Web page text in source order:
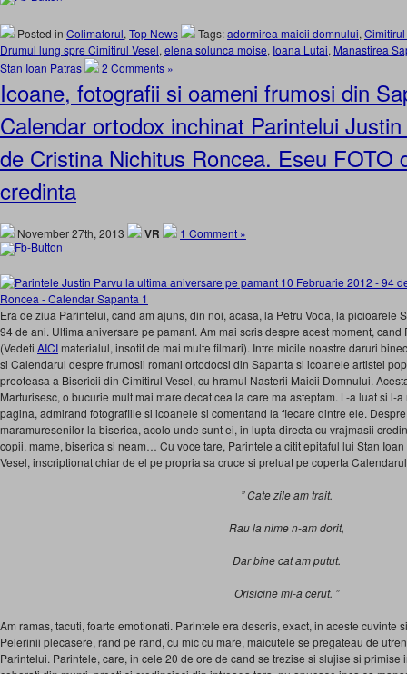
Posted in Colimatorul, Top News Tags:adormirea maicii domnului,
Drumul lung spre Cimitirul Vesel, elena solunca moise, Ioana Lutai, Manastirea
Stan Ioan Patras
2 Comments »
Icoane, fotografii si oameni frumosi din
Calendar ortodox inchinat Parintelui
de Cristina Nichitus Roncea. Eseu FOTO
credinta
November 27th, 2013 VR 1 Comment »
Era de ziua Parintelui, cand am ajuns, din noi, acasa, la Petru Voda, la picioarele
94 de ani. Ultima aniversare pe pamant. Am mai scris despre acest moment,
(Vedeti AICImaterialul, insotit de mai multe filmari). Intre micile noastre daruri
si Calendarul despre frumosii romani ortodocsi din Sapanta si icoanele artistei
preoteasa a Bisericii din Cimitirul Vesel, cu hramul Nasterii Maicii Domnului.
Marturisesc, o bucurie mult mai mare decat cea la care ma asteptam. L-a luat si l-
pagina, admirand fotografiile si icoanele si comentand la fiecare dintre ele.
maramuresenilor la biserica, acolo unde sunt ei, in lupta directa cu vrajmasii
copii, mame, biserica si neam… Cu voce tare, Parintele a citit epitaful lui Stan
Vesel, inscriptionat chiar de el pe propria sa cruce si preluat pe coperta
”Cate zile am trait.
Rau la nime n-am dorit,
Dar bine cat am putut.
Orisicine mi-a cerut. ”
Am ramas, tacuti, foarte emotionati. Parintele era descris, exact, in aceste cuvinte
Pelerinii plecasere, rand pe rand, cu mic cu mare, maicutele se pregateau de
Parintelui. Parintele, care, in cele 20 de ore de cand se trezise si slujise si